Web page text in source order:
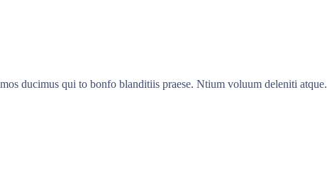
ducimus qui to bonfo blanditiis praese. Ntium voluum deleniti atque.